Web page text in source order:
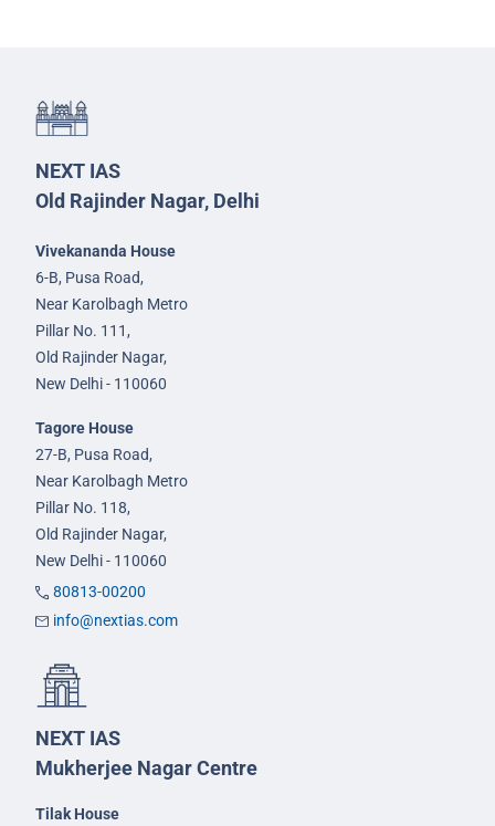
NEXT IAS
Old Rajinder Nagar, Delhi
Vivekananda House
6-B, Pusa Road,
Near Karolbagh Metro
Pillar No. 111,
Old Rajinder Nagar,
New Delhi - 110060
Tagore House
27-B, Pusa Road,
Near Karolbagh Metro
Pillar No. 118,
Old Rajinder Nagar,
New Delhi - 110060
80813-00200
info@nextias.com
NEXT IAS
Mukherjee Nagar Centre
Tilak House